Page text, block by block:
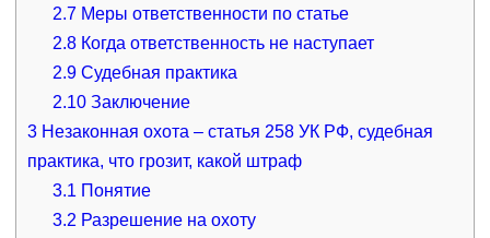
2.7 Меры ответственности по статье
2.8 Когда ответственность не наступает
2.9 Судебная практика
2.10 Заключение
3Незаконная охота – статья 258 УК РФ, судебная
практика, что грозит, какой штраф
3.1 Понятие
3.2 Разрешение на охоту